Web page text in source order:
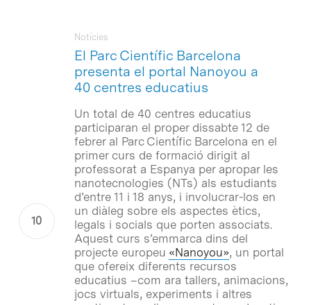
El Parc Científic Barcelona
presenta el portal Nanoyou a
40 centres educatius
Notícies
Un total de 40 centres educatius
participaran el proper dissabte 12 de
febrer al Parc Científic Barcelona en el
primer curs de formació dirigit al
professorat a Espanya per apropar les
nanotecnologies (NTs) als estudiants
d’entre 11 i 18 anys, i involucrar-los en
un diàleg sobre els aspectes ètics,
legals i socials que porten associats.
Aquest curs s’emmarca dins del
projecte europeu «Nanoyou», un portal
que ofereix diferents recursos
educatius –com ara tallers, animacions,
jocs virtuals, experiments i altres